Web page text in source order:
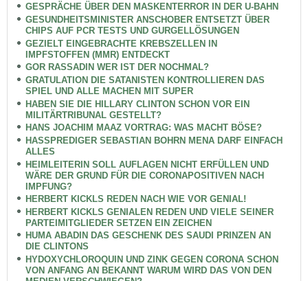
GESPRÄCHE ÜBER DEN MASKENTERROR IN DER U-BAHN
GESUNDHEITSMINISTER ANSCHOBER ENTSETZT ÜBER
CHIPS AUF PCR TESTS UND GURGELLÖSUNGEN
GEZIELT EINGEBRACHTE KREBSZELLEN IN
IMPFSTOFFEN (MMR) ENTDECKT
GOR RASSADIN WER IST DER NOCHMAL?
GRATULATION DIE SATANISTEN KONTROLLIEREN DAS
SPIEL UND ALLE MACHEN MIT SUPER
HABEN SIE DIE HILLARY CLINTON SCHON VOR EIN
MILITÄRTRIBUNAL GESTELLT?
HANS JOACHIM MAAZ VORTRAG: WAS MACHT BÖSE?
HASSPREDIGER SEBASTIAN BOHRN MENA DARF EINFACH
ALLES
HEIMLEITERIN SOLL AUFLAGEN NICHT ERFÜLLEN UND
WÄRE DER GRUND FÜR DIE CORONAPOSITIVEN NACH
IMPFUNG?
HERBERT KICKLS REDEN NACH WIE VOR GENIAL!
HERBERT KICKLS GENIALEN REDEN UND VIELE SEINER
PARTEIMITGLIEDER SETZEN EIN ZEICHEN
HUMA ABADIN DAS GESCHENK DES SAUDI PRINZEN AN
DIE CLINTONS
HYDOXYCHLOROQUIN UND ZINK GEGEN CORONA SCHON
VON ANFANG AN BEKANNT WARUM WIRD DAS VON DEN